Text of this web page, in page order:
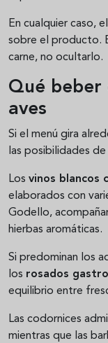
En cualquier caso,
sobre el producto.
carne, no ocultarlo.
Qué beber
aves
Si el menú gira
las posibilidades
Los vinos blancos
elaborados con
Godello,
hierbas aromáticas.
Si predominan los
los rosados
equilibrio entre
Las codornices
mientras que las